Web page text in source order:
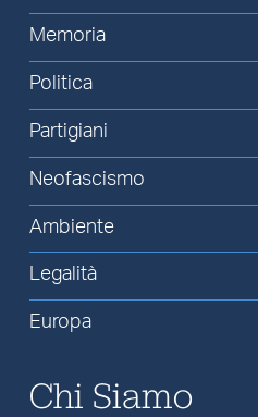
Memoria
Politica
Partigiani
Neofascismo
Ambiente
Legalità
Europa
Chi Siamo